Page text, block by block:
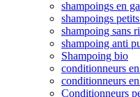
shampoings en
shampoings
shampoing sans
shampoing anti
Shampoing bio
conditionneurs
conditionneurs
Conditionneurs